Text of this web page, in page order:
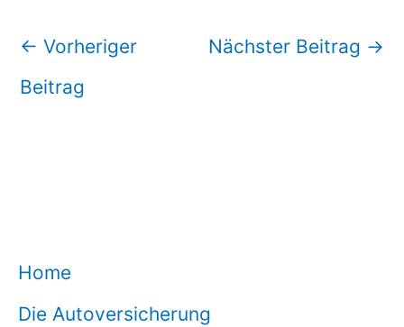
← Vorheriger
Beitrag
Nächster Beitrag →
Home
Die Autoversicherung